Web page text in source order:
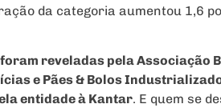
da categoria aumentou 1,6
reveladas pela Associação
e Pães & Bolos
entidade à Kantar. E quem se